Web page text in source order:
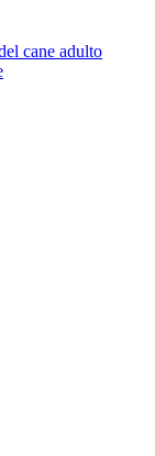
cane adulto